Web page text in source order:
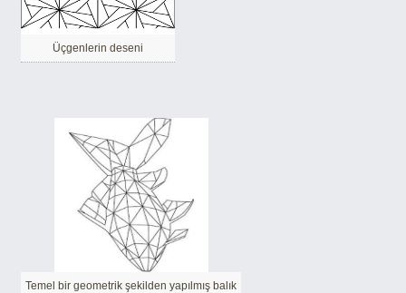
Üçgenlerin deseni
Temel bir geometrik şekilden yapılmış balık